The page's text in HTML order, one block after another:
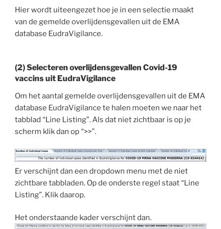
Hier wordt uiteengezet hoe je in een selectie maakt
van de gemelde overlijdensgevallen uit de EMA
database EudraVigilance.
(2) Selecteren overlijdensgevallen Covid-19
vaccins uit EudraVigilance
Om het aantal gemelde overlijdensgevallen uit de EMA
database EudraVigilance te halen moeten we naar het
tabblad “Line Listing”. Als dat niet zichtbaar is op je
scherm klik dan op “>>”.
Er verschijnt dan een dropdown menu met de niet
zichtbare tabbladen. Op de onderste regel staat “Line
Listing”. Klik daarop.
Het onderstaande kader verschijnt dan.